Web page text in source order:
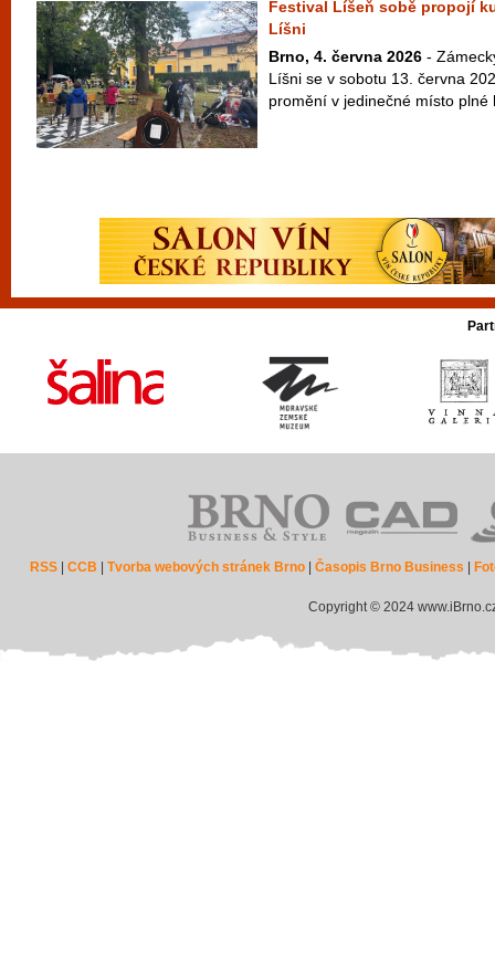
Festival Líšeň sobě propojí
Líšni
Brno, 4. června 2026 -
Líšni se v sobotu 13. června
promění v jedinečné místo plné
RSS |CCB |Tvorba webových stránek Brno |Časopis Brno Business
Copyright © 2024